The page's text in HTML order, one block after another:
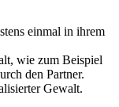
einmal in ihrem
wie zum Beispiel
den Partner.
Gewalt.